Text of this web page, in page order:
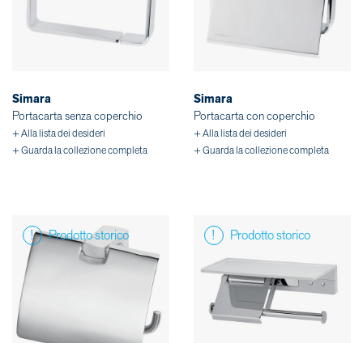
Simara
Portacarta senza coperchio
+ Alla lista dei desideri
+ Guarda la collezione completa
Simara
Portacarta con coperchio
+ Alla lista dei desideri
+ Guarda la collezione completa
Prodotto storico Prodotto storico